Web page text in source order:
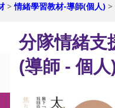
>情緒學習教材-導師(個人) >
分隊情緒支
(導師 - 個人